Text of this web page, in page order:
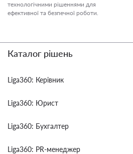
технологічними рішеннями для
ефективної та безпечної роботи.
Каталог рішень
Liga360: Керівник
Liga360: Юрист
Liga360: Бухгалтер
Liga360: PR-менеджер